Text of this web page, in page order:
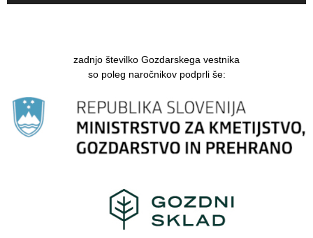
zadnjo številko Gozdarskega vestnika
so poleg naročnikov podprli še: